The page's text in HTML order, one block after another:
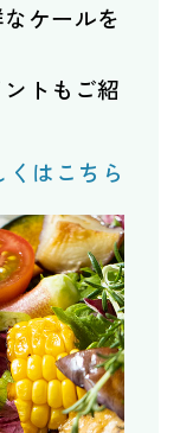
ケールを
トもご紹
くはこちら